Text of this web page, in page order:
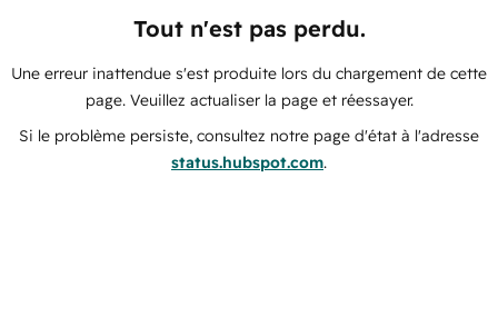
Tout n'est pas perdu.
Une erreur inattendue s'est produite lors du chargement de cette
page. Veuillez actualiser la page et réessayer.
Si le problème persiste, consultez notre page d'état à l'adresse
status.hubspot.com.